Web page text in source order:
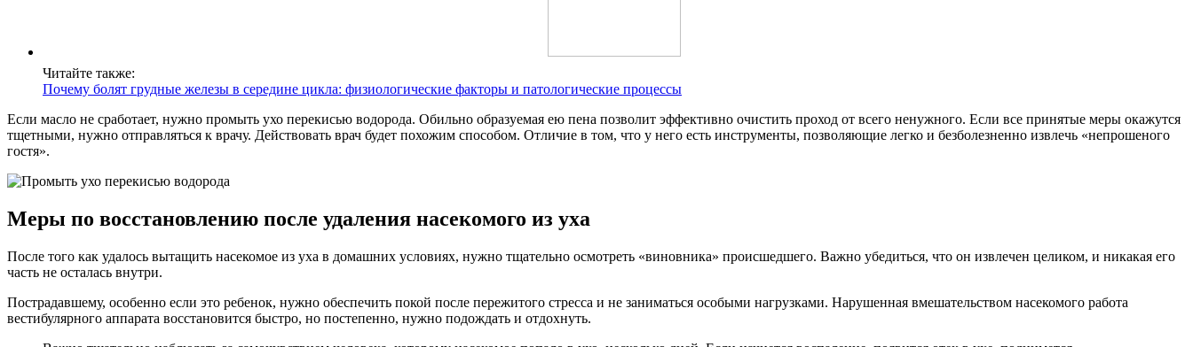
Читайте также:
Почему болят грудные железы в середине цикла: физиологические факторы и патологические процессы
Если масло не сработает, нужно промыть ухо перекисью водорода. Обильно образуемая ею пена позволит эффективно очистить проход от всего ненужного. Если все принятые меры окажутся
тщетными, нужно отправляться к врачу. Действовать врач будет похожим способом. Отличие в том, что у него есть инструменты, позволяющие легко и безболезненно извлечь «непрошеного
гостя».
Меры по восстановлению после удаления насекомого из уха
После того как удалось вытащить насекомое из уха в домашних условиях, нужно тщательно осмотреть «виновника» происшедшего. Важно убедиться, что он извлечен целиком, и никакая его
часть не осталась внутри.
Пострадавшему, особенно если это ребенок, нужно обеспечить покой после пережитого стресса и не заниматься особыми нагрузками. Нарушенная вмешательством насекомого работа
вестибулярного аппарата восстановится быстро, но постепенно, нужно подождать и отдохнуть.